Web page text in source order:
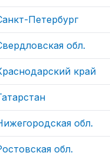
Петербург
обл.
край
обл.
обл.